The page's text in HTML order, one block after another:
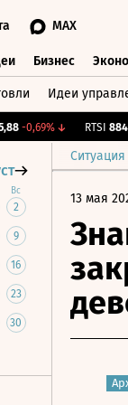
MAX
Бизнес
Идеи
-0,69%↓ RTSI 884,56
Вс
2
9
16
23
30
13 мая